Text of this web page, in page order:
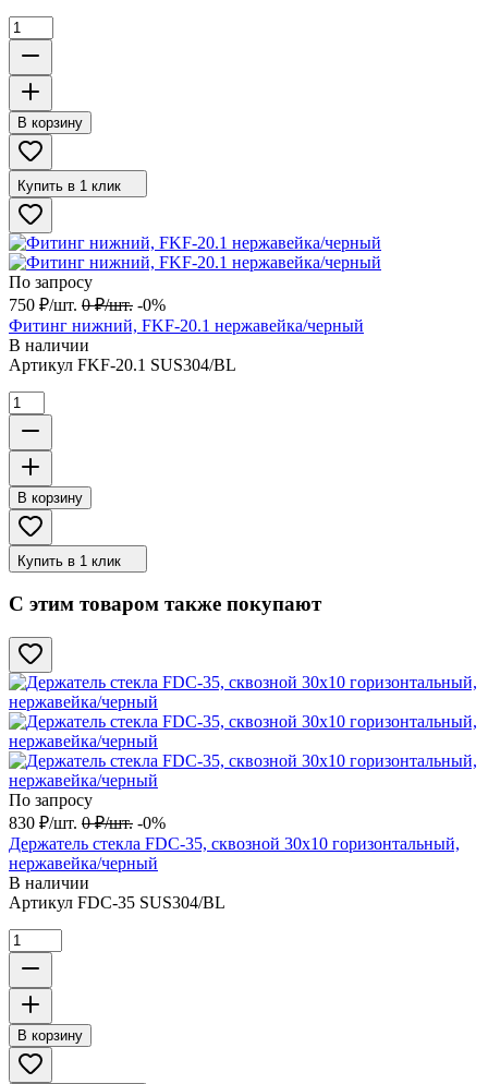
В корзину
Купить в 1 клик
По запросу
750 ₽/шт. 0 ₽/шт. -0%
Фитинг нижний, FKF-20.1 нержавейка/черный
В наличии
Артикул FKF-20.1 SUS304/BL
В корзину
Купить в 1 клик
С этим товаром также покупают
По запросу
830 ₽/шт. 0 ₽/шт. -0%
Держатель стекла FDC-35, сквозной 30х10 горизонтальный,
нержавейка/черный
В наличии
Артикул FDC-35 SUS304/BL
В корзину